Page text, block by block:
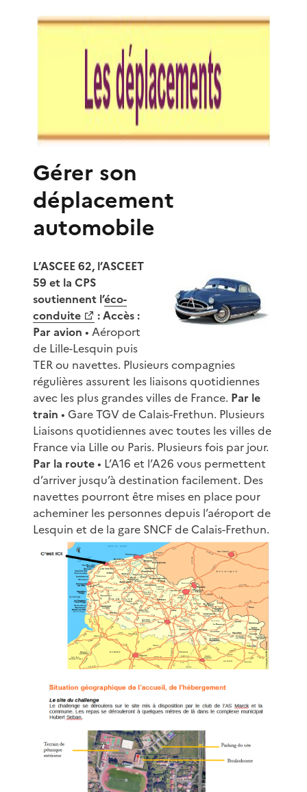
Gérer son
déplacement
automobile
L’ASCEE 62, l’ASCEET
59 et la CPS
soutiennent l’éco-
conduite
:Accès :
Par avion • Aéroport
de Lille-Lesquin puis
TER ou navettes. Plusieurs compagnies
régulières assurent les liaisons quotidiennes
avec les plus grandes villes de France. Par le
train • Gare TGV de Calais-Frethun. Plusieurs
Liaisons quotidiennes avec toutes les villes de
France via Lille ou Paris. Plusieurs fois par jour.
Par la route• L’A16 et l’A26 vous permettent
d’arriver jusqu’à destination facilement. Des
navettes pourront être mises en place pour
acheminer les personnes depuis l’aéroport de
Lesquin et de la gare SNCF de Calais-Frethun.